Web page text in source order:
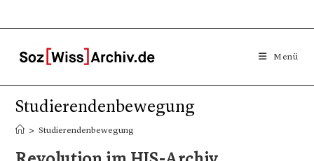
Menü
Studierendenbewegung
> Studierendenbewegung